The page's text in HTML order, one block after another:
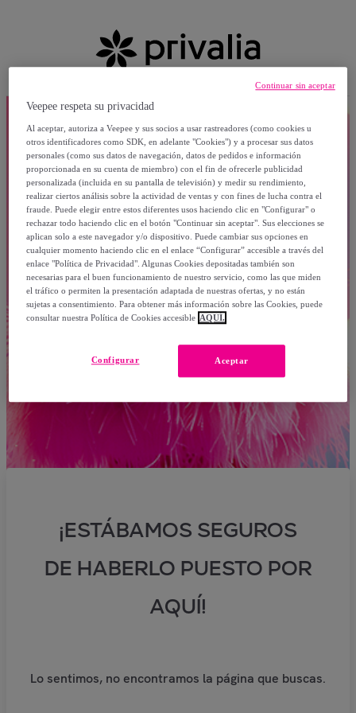
¡ESTÁBAMOS SEGUROS
DE HABERLO PUESTO POR
AQUÍ!
Lo sentimos, no encontramos la página que buscas.
Veepee respeta su privacidad
Al aceptar, autoriza a Veepee y sus socios a usar rastreadores (como cookies u
otros identificadores como SDK, en adelante "Cookies") y a procesar sus datos
personales (como sus datos de navegación, datos de pedidos e información
proporcionada en su cuenta de miembro) con el fin de ofrecerle publicidad
personalizada (incluida en su pantalla de televisión) y medir su rendimiento,
realizar ciertos análisis sobre la actividad de ventas y con fines de lucha contra el
fraude. Puede elegir entre estos diferentes usos haciendo clic en "Configurar" o
rechazar todo haciendo clic en el botón "Continuar sin aceptar". Sus elecciones se
aplican solo a este navegador y/o dispositivo. Puede cambiar sus opciones en
cualquier momento haciendo clic en el enlace “Configurar” accesible a través del
enlace "Política de Privacidad". Algunas Cookies depositadas también son
necesarias para el buen funcionamiento de nuestro servicio, como las que miden
el tráfico o permiten la presentación adaptada de nuestras ofertas, y no están
sujetas a consentimiento. Para obtener más información sobre las Cookies, puede
consultar nuestra Política de Cookies accesible AQUÍ.
Aceptar
Configurar
Continuar sin aceptar